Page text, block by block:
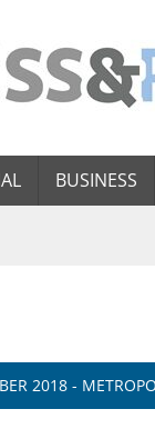
BUSINESS
2018 -